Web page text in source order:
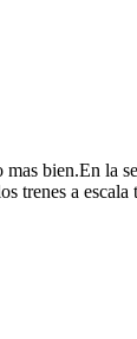
bien.En la
trenes a escala